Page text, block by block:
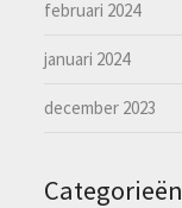
februari 2024
januari 2024
december 2023
Categorieën